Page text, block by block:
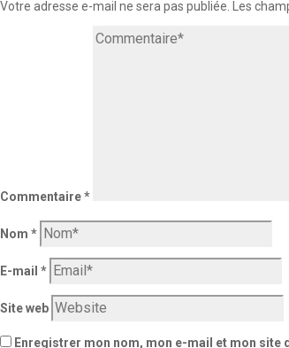
Votre adresse e-mail ne sera pas publiée. Les
Commentaire*
Nom *
E-mail *
Site web
Enregistrer mon nom, mon e-mail et mon